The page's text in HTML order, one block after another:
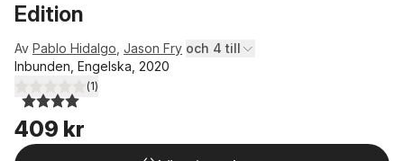
Edition
Av Pablo Hidalgo Jason Fry och 4 till
Inbunden, Engelska, 2020
4,0utav 5 stjärnor. Totalt antal röster:
(1)
409 kr